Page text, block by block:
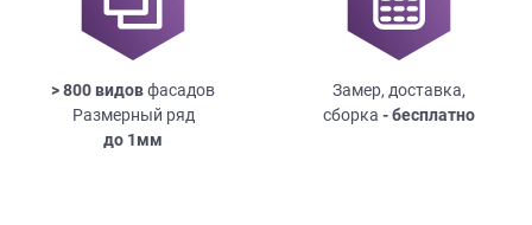
> 800 видовфасадов
Размерный ряд
до 1мм
Замер, доставка,
сборка - бесплатно